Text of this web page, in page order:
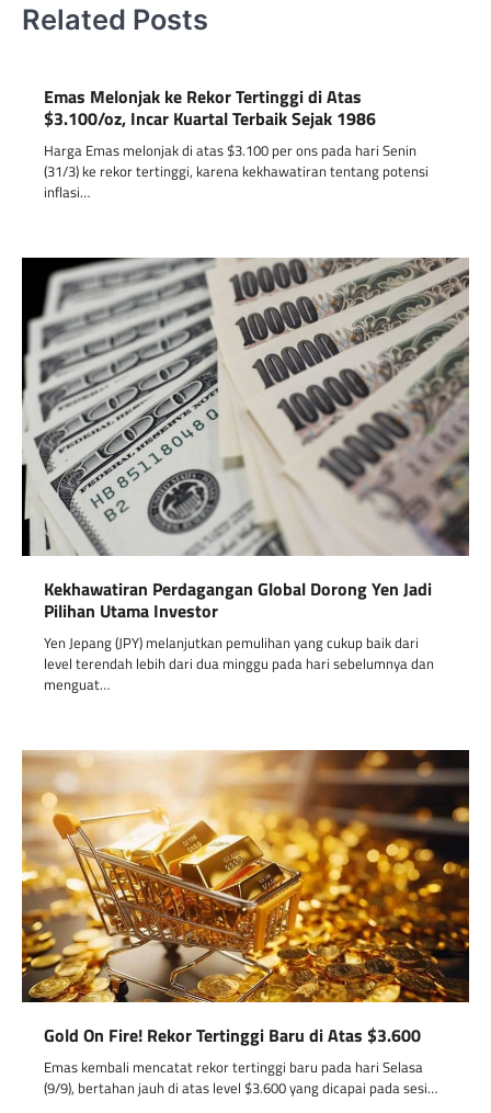
Related Posts
Emas Melonjak ke Rekor Tertinggi di Atas
$3.100/oz, Incar Kuartal Terbaik Sejak 1986
Harga Emas melonjak di atas $3.100 per ons pada hari Senin
(31/3) ke rekor tertinggi, karena kekhawatiran tentang potensi
inflasi…
Kekhawatiran Perdagangan Global Dorong Yen Jadi
Pilihan Utama Investor
Yen Jepang (JPY) melanjutkan pemulihan yang cukup baik dari
level terendah lebih dari dua minggu pada hari sebelumnya dan
menguat…
Gold On Fire! Rekor Tertinggi Baru di Atas $3.600
Emas kembali mencatat rekor tertinggi baru pada hari Selasa
(9/9), bertahan jauh di atas level $3.600 yang dicapai pada sesi…